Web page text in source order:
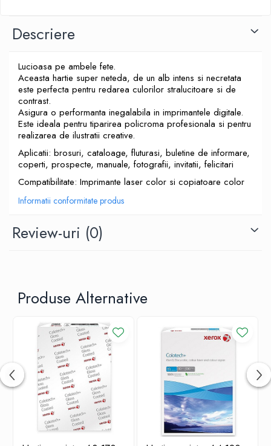
Descriere
Lucioasa pe ambele fete.
Aceasta hartie super neteda, de un alb intens si necretata
este perfecta pentru redarea culorilor stralucitoare si de
contrast.
Asigura o performanta inegalabila in imprimantele digitale.
Este ideala pentru tiparirea policroma profesionala si pentru
realizarea de ilustratii creative.
Aplicatii: brosuri, cataloage, fluturasi, buletine de informare,
coperti, prospecte, manuale, fotografii, invitatii, felicitari
Compatibilitate: Imprimante laser color si copiatoare color
Informatii conformitate produs
Review-uri (0)
Produse Alternative